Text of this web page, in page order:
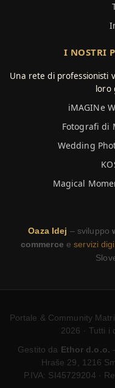
I NOSTRI
Una rete di professionisti
loro
iMAGINe
Fotografi di
Wedding
Magical
Oaza Idej – sviluppo
commerce eservizi
Portale & Community
2026 · Tutti i
Gestito da Ethor d.o.o.
Hraše 29, 1216
P.IVA: SI45729204 ·